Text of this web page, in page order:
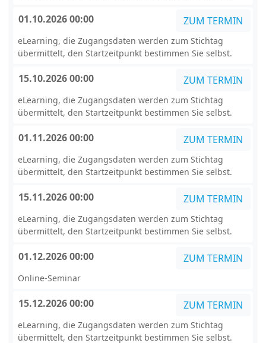
01.10.2026 00:00 ZUM TERMIN
eLearning, die Zugangsdaten werden zum Stichtag
übermittelt, den Startzeitpunkt bestimmen Sie selbst.
15.10.2026 00:00 ZUM TERMIN
eLearning, die Zugangsdaten werden zum Stichtag
übermittelt, den Startzeitpunkt bestimmen Sie selbst.
01.11.2026 00:00 ZUM TERMIN
eLearning, die Zugangsdaten werden zum Stichtag
übermittelt, den Startzeitpunkt bestimmen Sie selbst.
15.11.2026 00:00 ZUM TERMIN
eLearning, die Zugangsdaten werden zum Stichtag
übermittelt, den Startzeitpunkt bestimmen Sie selbst.
01.12.2026 00:00 ZUM TERMIN
Online-Seminar
15.12.2026 00:00 ZUM TERMIN
eLearning, die Zugangsdaten werden zum Stichtag
übermittelt, den Startzeitpunkt bestimmen Sie selbst.